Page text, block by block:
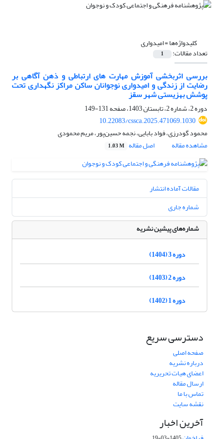
کلیدواژه‌ها =امیدواری
تعداد مقالات: 1
بررسی اثربخشی آموزش مهارت های ارتباطی و ذهن آگاهی بر
رضایت از زندگی و امیدواری نوجوانان ساکن مراکز نگهداری تحت
پوشش بهزیستی شهر سقز
دوره 2، شماره 2، تابستان 1403، صفحه
131-149
10.22083/cssca.2025.471069.1030
محمود گودرزی، فواد بابایی، نجمه حسین‌پور، مریم محمودی
مشاهده مقاله
اصل مقاله 1.03 M
مقالات آماده انتشار
شماره جاری
شماره‌های پیشین نشریه
دوره 3 (1404)
دوره 2 (1403)
دوره 1 (1402)
دسترسی سریع
صفحه اصلی
درباره نشریه
اعضای هیات تحریریه
ارسال مقاله
تماس با ما
نقشه سایت
آخرین اخبار